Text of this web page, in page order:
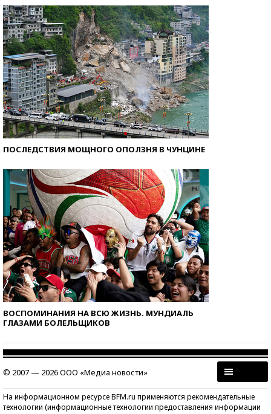
ПОСЛЕДСТВИЯ МОЩНОГО ОПОЛЗНЯ В ЧУНЦИНЕ
ВОСПОМИНАНИЯ НА ВСЮ ЖИЗНЬ. МУНДИАЛЬ
ГЛАЗАМИ БОЛЕЛЬЩИКОВ
© 2007 — 2026 ООО «Медиа новости»
На информационном ресурсе BFM.ru применяются рекомендательные
технологии (информационные технологии предоставления информации